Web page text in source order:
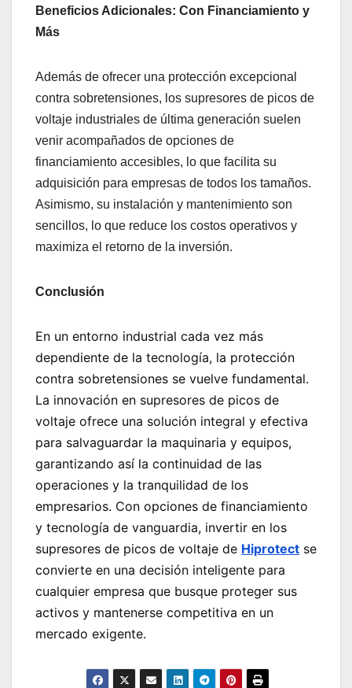
Beneficios Adicionales: Con Financiamiento y
Más
Además de ofrecer una protección excepcional
contra sobretensiones, los supresores de picos de
voltaje industriales de última generación suelen
venir acompañados de opciones de
financiamiento accesibles, lo que facilita su
adquisición para empresas de todos los tamaños.
Asimismo, su instalación y mantenimiento son
sencillos, lo que reduce los costos operativos y
maximiza el retorno de la inversión.
Conclusión
En un entorno industrial cada vez más
dependiente de la tecnología, la protección
contra sobretensiones se vuelve fundamental.
La innovación en supresores de picos de
voltaje ofrece una solución integral y efectiva
para salvaguardar la maquinaria y equipos,
garantizando así la continuidad de las
operaciones y la tranquilidad de los
empresarios. Con opciones de financiamiento
y tecnología de vanguardia, invertir en los
supresores de picos de voltaje de Hiprotect se
convierte en una decisión inteligente para
cualquier empresa que busque proteger sus
activos y mantenerse competitiva en un
mercado exigente.